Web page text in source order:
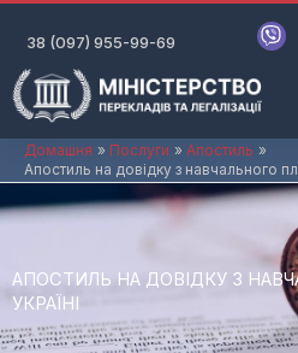
вмісту
38 (097) 955-99-69
V
i
Домашня Послуги
Апостиль
Апостиль на довідку з навчального
АПОСТИЛЬ НА ДОВІДКУ З
УКРАЇНІ